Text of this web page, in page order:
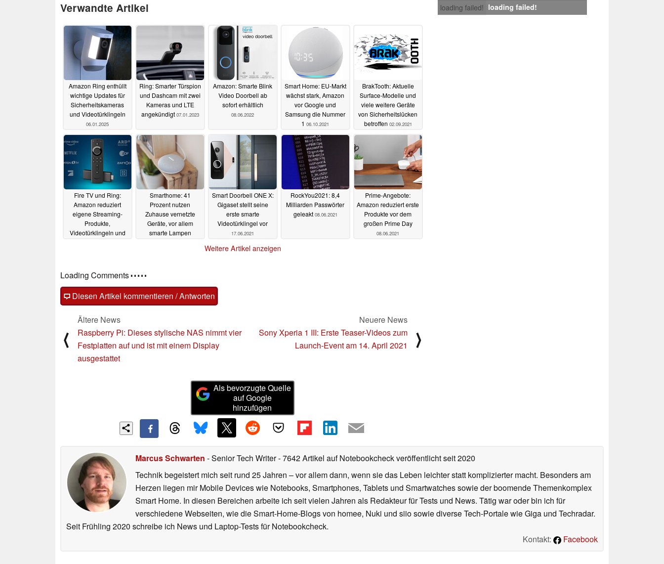
loading failed! loading failed!
Verwandte Artikel
Amazon Ring enthüllt
wichtige Updates für
Sicherheitskameras
und Videotürklingeln
06.01.2025
Ring: Smarter Türspion
und Dashcam mit zwei
Kameras und LTE
angekündigt 07.01.2023
Amazon: Smarte Blink
Video Doorbell ab
sofort erhältlich
08.06.2022
Smart Home: EU-Markt
wächst stark, Amazon
vor Google und
Samsung die Nummer
1 06.10.2021
BrakTooth: Aktuelle
Surface-Modelle und
viele weitere Geräte
von Sicherheitslücken
betroffen 02.09.2021
Fire TV und Ring:
Amazon reduziert
eigene Streaming-
Produkte,
Videotürklingeln und
Smarthome: 41
Prozent nutzen
Zuhause vernetzte
Geräte, vor allem
smarte Lampen
Smart Doorbell ONE X:
Gigaset stellt seine
erste smarte
Videotürklingel vor
17.06.2021
RockYou2021: 8,4
Milliarden Passwörter
geleakt 08.06.2021
Prime-Angebote:
Amazon reduziert erste
Produkte vor dem
großen Prime Day
08.06.2021
Weitere Artikel anzeigen
Kommentare
Fragen, Anregungen, zusätzliche Informationen zu diesem Artikel? - Uns interessiert Deine Meinung
(auch ohne Anmeldung möglich)!
Diesen Artikel kommentieren / Antworten
Ältere News
Raspberry Pi: Dieses stylische NAS nimmt vier
Neuere News
Als bevorzugte Quelle
auf Google
hinzufügen
Marcus Schwarten- Senior Tech Writer- 7642 Artikel auf Notebookcheck veröffentlichtseit 2020
Technik begeistert mich seit rund 25 Jahren – vor allem dann, wenn sie das Leben leichter statt komplizierter macht. Besonders am
Herzen liegen mir Mobile Devices wie Notebooks, Smartphones, Tablets und Smartwatches sowie der boomende Themenkomplex
Smart Home. In diesen Bereichen arbeite ich seit vielen Jahren als Redakteur für Tests und News. Tätig war oder bin ich für
verschiedene Webseiten, wie die Smart-Home-Blogs von homee, Nuki und siio sowie diverse Tech-Portale wie Giga und Techradar.